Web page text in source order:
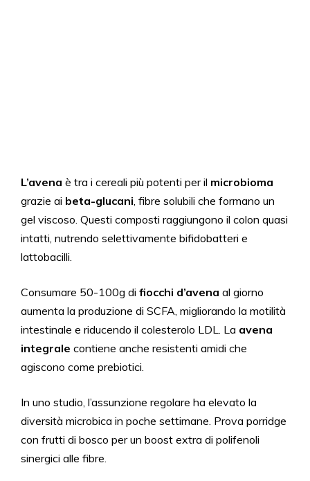
L’avena è tra i cereali più potenti per il microbioma
grazie ai beta-glucani, fibre solubili che formano un
gel viscoso. Questi composti raggiungono il colon quasi
intatti, nutrendo selettivamente bifidobatteri e
lattobacilli.
Consumare 50-100g di fiocchi d’avena al giorno
aumenta la produzione di SCFA, migliorando la motilità
intestinale e riducendo il colesterolo LDL. La avena
integrale contiene anche resistenti amidi che
agiscono come prebiotici.
In uno studio, l’assunzione regolare ha elevato la
diversità microbica in poche settimane. Prova porridge
con frutti di bosco per un boost extra di polifenoli
sinergici alle fibre.